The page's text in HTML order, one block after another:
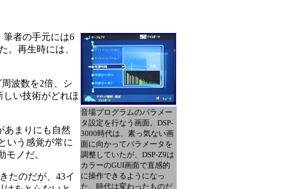
音場プログラムのパラメー
タ設定を行なう画面。DSP-
3000時代は、素っ気ない画
面に向かってパラメータを
調整していたが、DSP-Z9は
カラーのGUI画面で直感的
に操作できるようになっ
た。時代は変わったものだ
者の手元には6
。再生時には、
波数を2倍、シ
しい技術がどれほ
あまりにも自然
いう感覚が常に
ノだ。
たのだが、43イ